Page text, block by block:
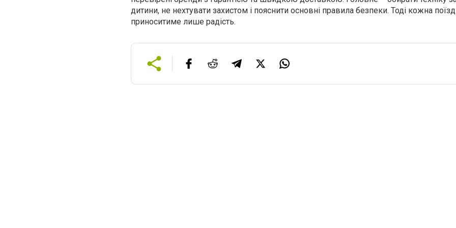
дитини, не нехтувати захистом і пояснити основні правила безпеки. Тоді кожна
приноситиме лише радість.